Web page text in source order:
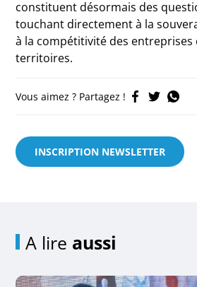
constituent désormais des
touchant directement à la
à la compétitivité des entreprises
territoires.
Vous aimez ? Partagez !
INSCRIPTION NEWSLETTER
A lire aussi